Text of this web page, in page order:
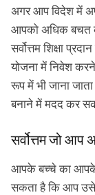
अगर आप विदेश में
आपको अधिक बचत
सर्वोत्तम शिक्षा
योजना में निवेश
रूप में भी जाना
बनाने में मदद कर
सर्वोत्तम जो
आपके बच्चे का आपके
सकता है कि आप उसे